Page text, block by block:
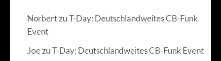
NorbertzuT-Day: Deutschlandweites CB-Funk
Event
JoezuT-Day: Deutschlandweites CB-Funk Event